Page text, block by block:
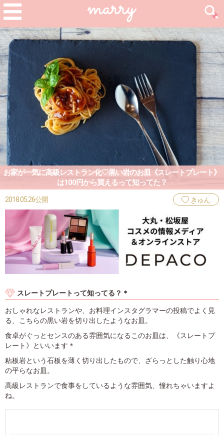
お家が一気に高級レストラン化♡黒い岩のお皿《スレートプレート》
は100円から買えるって知ってた？
2018.05.26公開 きゅん
スレートプレートって知ってる？＊
おしゃれなレストランや、お料理インスタグラマーの投稿でよく見
る、こちらの黒い岩を切り出したようなお皿。
食卓がぐっとセンスのある雰囲気になるこのお皿は、《スレートプ
レート》といいます＊
粘板岩という石板を薄く切り出したもので、ざらっとした触り心地
の平らなお皿。
高級レストランで食事をしているような雰囲気、憧れちゃいますよ
ね。